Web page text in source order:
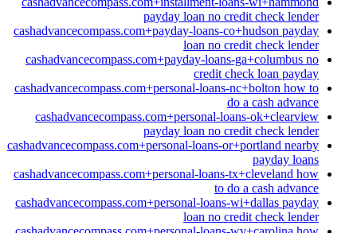
payday loan no credit check lender
cashadvancecompass.com+payday-loans-co+hudson payday
loan no credit check lender
cashadvancecompass.com+payday-loans-ga+columbus no
credit check loan payday
cashadvancecompass.com+personal-loans-nc+bolton how to
do a cash advance
cashadvancecompass.com+personal-loans-ok+clearview
payday loan no credit check lender
cashadvancecompass.com+personal-loans-or+portland nearby
payday loans
cashadvancecompass.com+personal-loans-tx+cleveland how
to do a cash advance
cashadvancecompass.com+personal-loans-wi+dallas payday
loan no credit check lender